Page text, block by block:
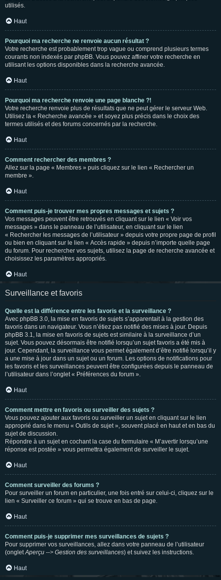
utilisés.
Haut
Pourquoi ma recherche ne renvoie aucun résultat ?
Votre recherche est probablement trop vague ou comprend plusieurs termes
courants non indexés par phpBB. Vous pouvez affiner votre recherche en
utilisant les options disponibles dans la recherche avancée.
Haut
Pourquoi ma recherche renvoie une page blanche ?!
Votre recherche renvoie plus de résultats que ne peut gérer le serveur Web.
Utilisez la « Recherche avancée » et soyez plus précis dans le choix des
termes utilisés et des forums concernés par la recherche.
Haut
Comment rechercher des membres ?
Allez sur la page « Membres » puis cliquez sur le lien « Rechercher un
membre ».
Haut
Comment puis-je trouver mes propres messages et sujets ?
Vos messages peuvent être retrouvés en cliquant sur le lien « Voir vos
messages » dans le panneau de l’utilisateur, en cliquant sur le lien
« Rechercher les messages de l’utilisateur » depuis votre propre page de profil
ou bien en cliquant sur le lien « Accès rapide » depuis n’importe quelle page
du forum. Pour rechercher vos sujets, utilisez la page de recherche avancée et
choisissez les paramètres appropriés.
Haut
Surveillance et favoris
Quelle est la différence entre les favoris et la surveillance ?
Avec phpBB 3.0, la mise en favoris de sujets s’apparentait à la gestion des
favoris dans un navigateur. Vous n’étiez pas notifié des mises à jour. Depuis
phpBB 3.1, la mise en favoris de sujets est similaire à la surveillance d’un
sujet. Vous pouvez désormais être notifié lorsqu’un sujet favoris a été mis à
jour. Cependant, la surveillance vous permet également d’être notifié lorsqu’il y
a une mise à jour dans un sujet ou un forum. Les options de notifications pour
les favoris et les surveillances peuvent être configurées depuis le panneau de
l’utilisateur dans l’onglet « Préférences du forum ».
Haut
Comment mettre en favoris ou surveiller des sujets ?
Vous pouvez ajouter aux favoris ou surveiller un sujet en cliquant sur le lien
approprié dans le menu « Outils de sujet », souvent placé en haut et en bas du
sujet de discussion.
Répondre à un sujet en cochant la case du formulaire « M’avertir lorsqu’une
réponse est postée » vous permettra également de surveiller le sujet.
Haut
Comment surveiller des forums ?
Pour surveiller un forum en particulier, une fois entré sur celui-ci, cliquez sur le
lien « Surveiller ce forum » qui se trouve en bas de page.
Haut
Comment puis-je supprimer mes surveillances de sujets ?
Pour supprimer vos surveillances, allez dans votre panneau de l’utilisateur
(ongletAperçu --> Gestion des surveillances) et suivez les instructions.
Haut